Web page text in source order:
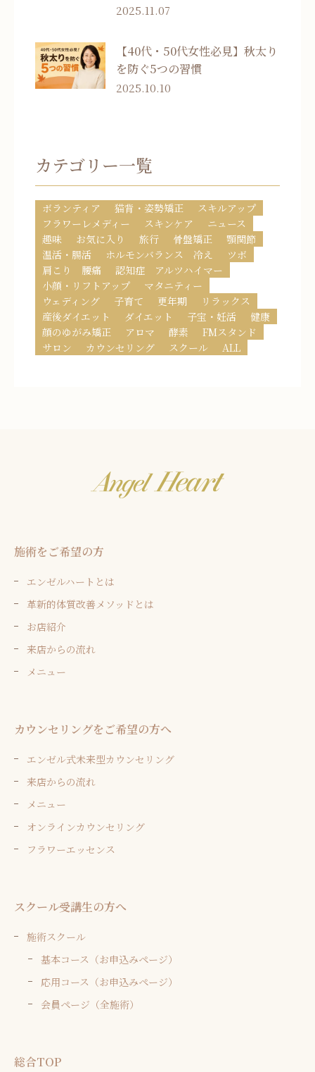
2025.11.07
【40代・50代女性必見】秋太り
を防ぐ5つの習慣
2025.10.10
カテゴリー一覧
ボランティア 猫背・姿勢矯正
スキルアップ
フラワーレメディー
スキンケア
ニュース
趣味
お気に入り 旅行 骨盤矯正
顎関節
温活・腸活
ホルモンバランス 冷え
ツボ
肩こり 腰痛
認知症 アルツハイマー
小顔・リフトアップ
マタニティー
ウェディング
子育て 更年期
リラックス
産後ダイエット
ダイエット 子宝・妊活
健康
顔のゆがみ矯正
アロマ 酵素
FMスタンド
サロン
カウンセリング スクール ALL
施術をご希望の方
エンゼルハートとは
革新的体質改善メソッドとは
お店紹介
来店からの流れ
メニュー
カウンセリングをご希望の方へ
エンゼル式未来型カウンセリング
来店からの流れ
メニュー
オンラインカウンセリング
フラワーエッセンス
スクール受講生の方へ
施術スクール
基本コース（お申込みページ）
応用コース（お申込みページ）
会員ページ（全施術）
総合TOP